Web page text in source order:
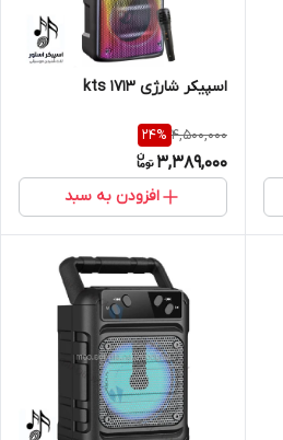
اسپیکر شارژی kts 1713
4,500,000
24%
3,389,000
افزودن به سبد